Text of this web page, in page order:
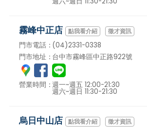
霧峰中正店 徵才資訊
門市電話：(04)2331-0338
門市地址：台中市霧峰區中正路922號
營業時間：週一~週五 12:00-21:30
週六~週日 11:30-21:30
烏日中山店 徵才資訊